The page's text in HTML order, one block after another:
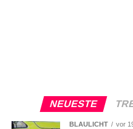
NEUESTE
BLAULICHT vor